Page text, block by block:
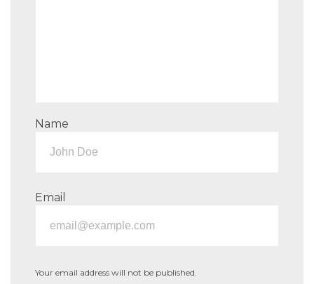
Name
Email
Your email address will not be published.